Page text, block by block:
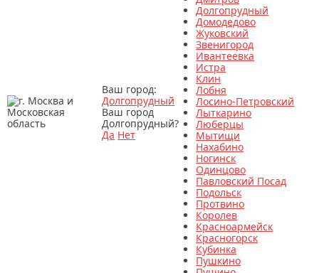
Ваш город:
Долгопрудный
Ваш город
Долгопрудный?
Да Нет
Долгопрудный
Домодедово
Жуковский
Звенигород
Ивантеевка
Истра
Клин
Лобня
Лосино-Петровский
Лыткарино
Люберцы
Мытищи
Нахабино
Ногинск
Одинцово
Павловский Посад
Подольск
Протвино
Королев
Красноармейск
Красногорск
Кубинка
Пушкино